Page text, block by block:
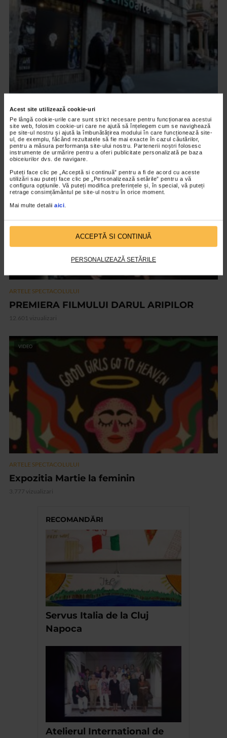
Acest site utilizează cookie-uri
Pe lângă cookie-urile care sunt strict necesare pentru funcționarea acestui
site web, folosim cookie-uri care ne ajută să înțelegem cum se navighează
pe site-ul nostru și ajută la îmbunătățirea modului în care funcționează site-
ul, de exemplu, făcând rezultatele să fie mai exacte în cazul căutărilor,
pentru a măsura performanța site-ului nostru. Partenerii noștri folosesc
instrumente de urmărire pentru a oferi publicitate personalizată pe baza
obiceiurilor dvs. de navigare.
Puteți face clic pe „Acceptă si continuă” pentru a fi de acord cu aceste
utilizări sau puteți face clic pe „Personalizează setările” pentru a vă
configura opțiunile. Vă puteți modifica preferințele și, în special, vă puteți
retrage consimțământul pe site-ul nostru în orice moment.
Mai multe detalii aici.
ACCEPTĂ SI CONTINUĂ
PERSONALIZEAZĂ SETĂRILE
ARTELE SPECTACOLULUI
Ana Stefania Andronic – On the Top of my
Lungs
3.289 vizualizari
VIDEO
ARTELE SPECTACOLULUI
PREMIERA FILMULUI DARUL ARIPILOR
12.601 vizualizari
VIDEO
ARTELE SPECTACOLULUI
Expozitia Martie la feminin
3.777 vizualizari
RECOMANDĂRI
Servus Italia de la Cluj
Napoca
Atelierul International de